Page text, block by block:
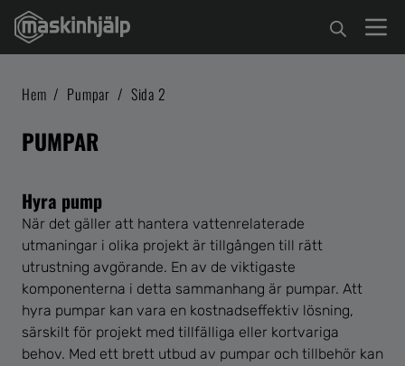
Hem / Pumpar / Sida 2
PUMPAR
Hyra pump
När det gäller att hantera vattenrelaterade
utmaningar i olika projekt är tillgången till rätt
utrustning avgörande. En av de viktigaste
komponenterna i detta sammanhang är pumpar. Att
hyra pumpar kan vara en kostnadseffektiv lösning,
särskilt för projekt med tillfälliga eller kortvariga
behov. Med ett brett utbud av pumpar och tillbehör kan